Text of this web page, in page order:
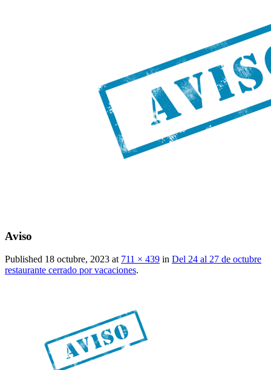
Aviso
Published 18 octubre, 2023 at 711 × 439 in Del 24 al 27 de octubre
restaurante cerrado por vacaciones.